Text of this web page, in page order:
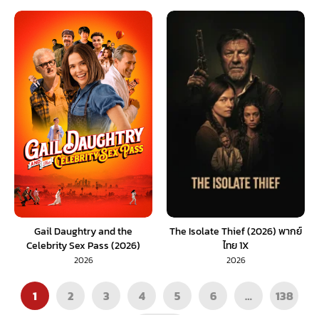
Gail Daughtry and the
Celebrity Sex Pass (2026)
พากย์ไทย 1X
2026
The Isolate Thief (2026) พากย์
ไทย 1X
2026
1 2 3 4 5 6 …
138